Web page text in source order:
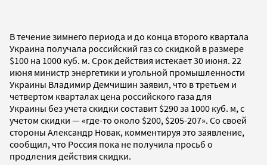
В течение зимнего периода и до конца второго квартала
Украина получала российский газ со скидкой в размере
$100 на 1000 куб. м. Срок действия истекает 30 июня. 22
июня министр энергетики и угольной промышленности
Украины Владимир Демчишин заявил, что в третьем и
четвертом кварталах цена российского газа для
Украины без учета скидки составит $290 за 1000 куб. м, с
учетом скидки — «где-то около $200, $205-207». Со своей
стороны Александр Новак, комментируя это заявление,
сообщил, что Россия пока не получила просьб о
продления действия скидки.